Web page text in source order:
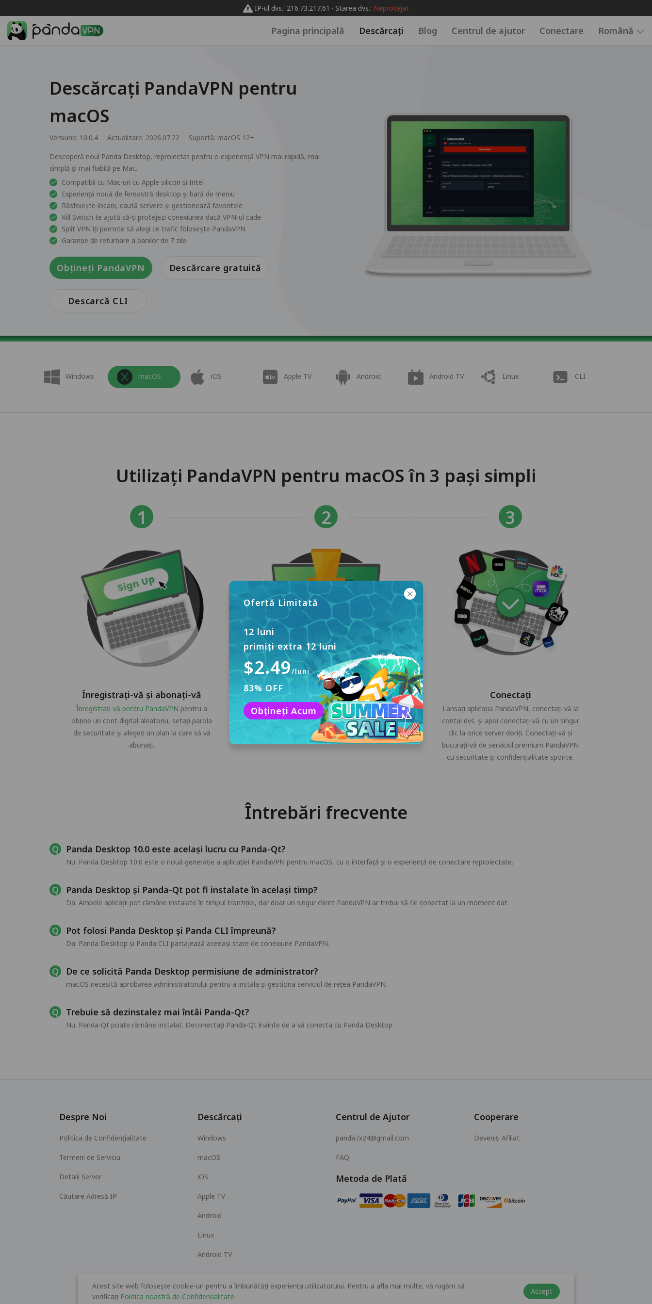
IP-ul dvs.: 216.73.217.61 · Starea dvs.: Neprotejat
Pagina principală Descărcați Blog Centrul de ajutor Conectare Română
Descărcați PandaVPN pentru
macOS
Versiune: 10.0.4 Actualizare: 2026.07.22 Suportă: macOS 12+
Descoperă noul Panda Desktop, reproiectat pentru o experiență VPN mai rapidă, mai
simplă și mai fiabilă pe Mac.
Compatibil cu Mac-uri cu Apple silicon și Intel
Experiență nouă de fereastră desktop și bară de meniu
Răsfoiește locații, caută servere și gestionează favoritele
Kill Switch te ajută să-ți protejezi conexiunea dacă VPN-ul cade
Split VPN îți permite să alegi ce trafic folosește PandaVPN
Garanție de returnare a banilor de 7 zile
Obțineți PandaVPN Descărcare gratuită
Descarcă CLI
Windows macOS iOS Apple TV Android Android TV Linux CLI
Utilizați PandaVPN pentru macOS în 3 pași simpli
Înregistrați-vă și abonați-vă
Înregistrați-vă pentru PandaVPN pentru a
obține un cont digital aleatoriu, setați parola
de securitate și alegeți un plan la care să vă
abonați.
Descărcați și instalați
Faceți clic pe "Descărcare gratuită" pentru a
descărca PandaVPN pentru macOS și
instalați-l pe computer.
Conectați
Lansați aplicația PandaVPN, conectați-vă la
contul dvs. și apoi conectați-vă cu un singur
clic la orice server doriți. Conectați-vă și
bucurați-vă de serviciul premium PandaVPN
cu securitate și confidențialitate sporite.
Întrebări frecvente
Panda Desktop 10.0 este același lucru cu Panda-Qt?
Nu. Panda Desktop 10.0 este o nouă generație a aplicației PandaVPN pentru macOS, cu o interfață și o experiență de conectare reproiectate.
Panda Desktop și Panda-Qt pot fi instalate în același timp?
Da. Ambele aplicații pot rămâne instalate în timpul tranziției, dar doar un singur client PandaVPN ar trebui să fie conectat la un moment dat.
Pot folosi Panda Desktop și Panda CLI împreună?
Da. Panda Desktop și Panda CLI partajează aceeași stare de conexiune PandaVPN.
De ce solicită Panda Desktop permisiune de administrator?
macOS necesită aprobarea administratorului pentru a instala și gestiona serviciul de rețea PandaVPN.
Trebuie să dezinstalez mai întâi Panda-Qt?
Nu. Panda-Qt poate rămâne instalat. Deconectați Panda-Qt înainte de a vă conecta cu Panda Desktop.
Ofertă Limitată
12 luni
primiți extra 12 luni
$2.49/luni
83% OFF
Obțineți Acum
Despre Noi
Politica de Confidențialitate
Termeni de Serviciu
Detalii Server
Căutare Adresă IP
Descărcați
Windows
macOS
iOS
Apple TV
Android
Linux
Android TV
Centrul de Ajutor
panda7x24@gmail.com
FAQ
Cooperare
Deveniți Afiliat
Metoda de Plată
Acest site web folosește cookie-uri pentru a îmbunătăți experiența utilizatorului. Pentru a afla mai multe, vă rugăm să
verificați Politica noastră de Confidențialitate.
Accept